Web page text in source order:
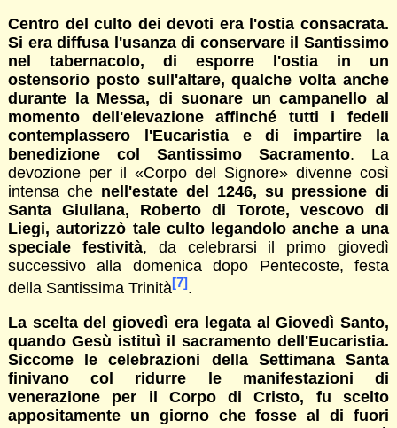
Centro del culto dei devoti era l'ostia consacrata.
Si era diffusa l'usanza di conservare il Santissimo
nel tabernacolo, di esporre l'ostia in un
ostensorio posto sull'altare, qualche volta anche
durante la Messa, di suonare un campanello al
momento dell'elevazione affinché tutti i fedeli
contemplassero l'Eucaristia e di impartire la
benedizione col Santissimo Sacramento. La
devozione per il «Corpo del Signore» divenne così
intensa che nell'estate del 1246, su pressione di
Santa Giuliana, Roberto di Torote, vescovo di
Liegi, autorizzò tale culto legandolo anche a una
speciale festività, da celebrarsi il primo giovedì
successivo alla domenica dopo Pentecoste, festa
della Santissima Trinità[7].
La scelta del giovedì era legata al Giovedì Santo,
quando Gesù istituì il sacramento dell'Eucaristia.
Siccome le celebrazioni della Settimana Santa
finivano col ridurre le manifestazioni di
venerazione per il Corpo di Cristo, fu scelto
appositamente un giorno che fosse al di fuori